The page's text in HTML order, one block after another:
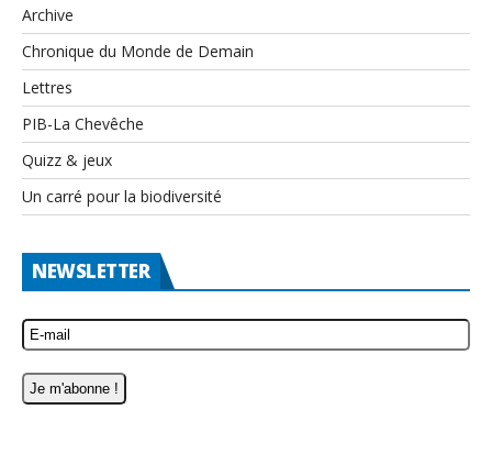
Archive
Chronique du Monde de Demain
Lettres
PIB-La Chevêche
Quizz & jeux
Un carré pour la biodiversité
NEWSLETTER